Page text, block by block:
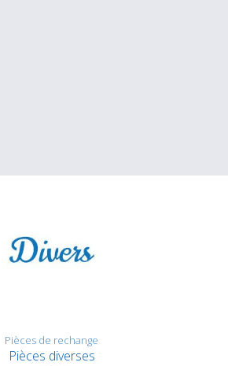
Pièces de rechange
Pièces diverses